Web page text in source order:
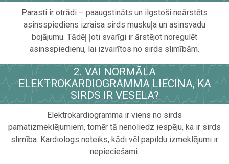
Parasti ir otrādi – paaugstināts un ilgstoši neārstēts
asinsspiediens izraisa sirds muskuļa un asinsvadu
bojājumu. Tādēļ ļoti svarīgi ir ārstējot noregulēt
asinsspiedienu, lai izvairītos no sirds slimībām.
2. VAI NORMĀLA
ELEKTROKARDIOGRAMMA LIECINA, KA
SIRDS IR VESELA?
Elektrokardiogramma ir viens no sirds
pamatizmeklējumiem, tomēr tā nenoliedz iespēju, ka ir sirds
slimība. Kardiologs noteiks, kādi vēl papildu izmeklējumi ir
nepieciešami.